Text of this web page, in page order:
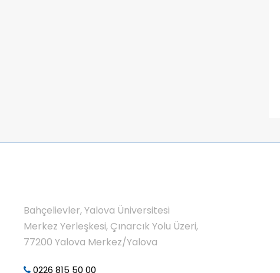
Bahçelievler, Yalova Üniversitesi
Merkez Yerleşkesi, Çınarcık Yolu Üzeri,
77200 Yalova Merkez/Yalova
0226 815 50 00